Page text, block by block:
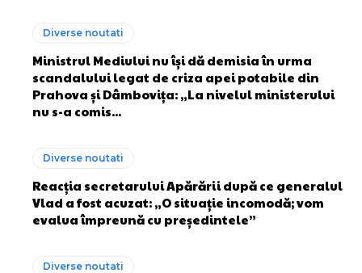
Diverse noutati
Ministrul Mediului nu își dă demisia în urma
scandalului legat de criza apei potabile din
Prahova și Dâmbovița: „La nivelul ministerului
nu s-a comis...
Diverse noutati
Reacția secretarului Apărării după ce generalul
Vlad a fost acuzat: „O situație incomodă; vom
evalua împreună cu președintele”
Diverse noutati